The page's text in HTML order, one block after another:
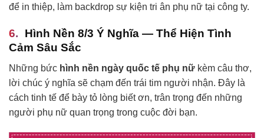
để in thiệp, làm backdrop sự kiện tri ân phụ nữ tại công ty.
Hình Nền 8/3 Ý Nghĩa — Thể Hiện Tình
Cảm Sâu Sắc
Những bức hình nền ngày quốc tế phụ nữ kèm câu thơ,
lời chúc ý nghĩa sẽ chạm đến trái tim người nhận. Đây là
cách tinh tế để bày tỏ lòng biết ơn, trân trọng đến những
người phụ nữ quan trọng trong cuộc đời bạn.